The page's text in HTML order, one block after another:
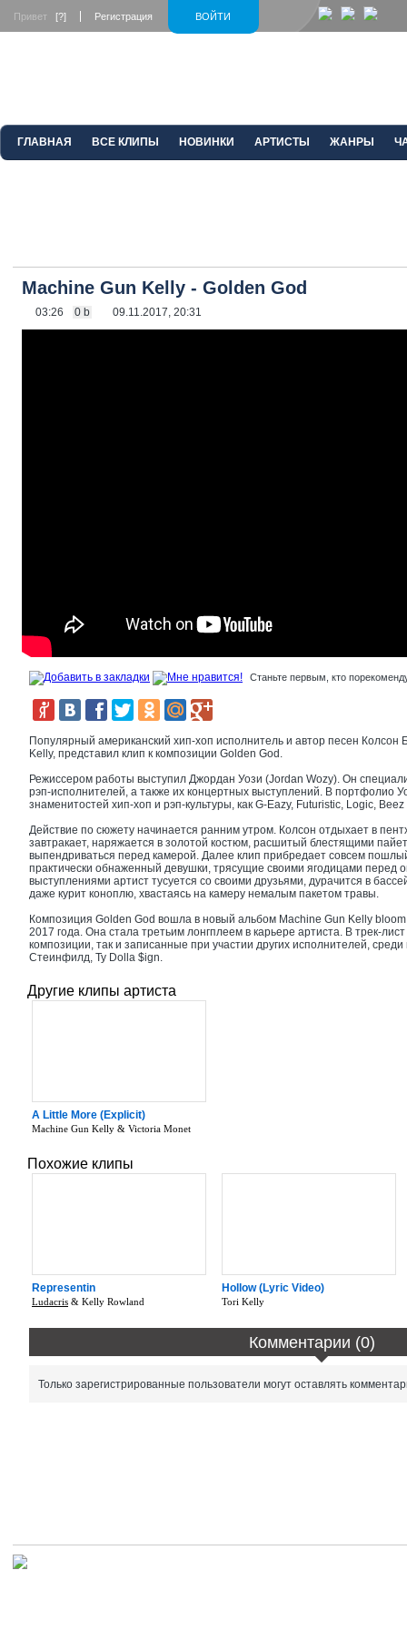
ВОЙТИ
Привет [?] Регистрация
ГЛАВНАЯ ВСЕ КЛИПЫ НОВИНКИ АРТИСТЫ ЖАНРЫ
Machine Gun Kelly - Golden God
03:26 0 b 09.11.2017, 20:31
Станьте первым, кто
Популярный американский хип-хоп исполнитель и автор песен Колсон
Kelly, представил клип к композиции Golden God.
Режиссером работы выступил Джордан Уози (Jordan Wozy). Он
рэп-исполнителей, а также их концертных выступлений. В портфолио
знаменитостей хип-хоп и рэп-культуры, как G-Eazy, Futuristic, Logic,
Действие по сюжету начинается ранним утром. Колсон отдыхает в
завтракает, наряжается в золотой костюм, расшитый блестящими
выпендриваться перед камерой. Далее клип прибредает совсем
практически обнаженный девушки, трясущие своими ягодицами перед
выступлениями артист тусуется со своими друзьями, дурачится в
даже курит коноплю, хвастаясь на камеру немалым пакетом травы.
Композиция Golden God вошла в новый альбом Machine Gun Kelly
2017 года. Она стала третьим лонгплеем в карьере артиста. В трек-
композиции, так и записанные при участии других исполнителей,
Стеинфилд, Ty Dolla $ign.
Другие клипы артиста
A Little More (Explicit)
Machine Gun Kelly & Victoria Monet
Похожие клипы
Representin
Ludacris & Kelly Rowland
Hollow (Lyric Video)
Tori Kelly
Комментарии (0)
Только зарегистрированные пользователи могут оставлять